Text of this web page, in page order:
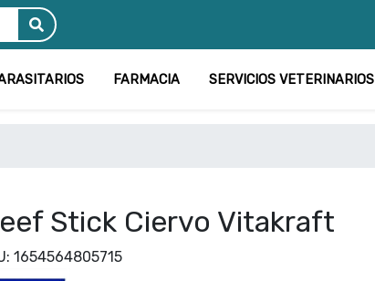
FARMACIA SERVICIOS VETERINARIOS
Stick Ciervo Vitakraft
1654564805715